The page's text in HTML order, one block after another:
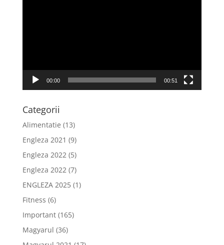
00:00 00:51
Categorii
Alimentatie (13)
Engleza 2021 (9)
Engleza 2022 (5)
Engleza 2022 (7)
ENGLEZA 2025(1)
Fitness (6)
Important(165)
Magyarul (36)